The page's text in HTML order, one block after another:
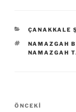
ÇANAKKALE
ETIKETLER
NAMAZGAH
NAMAZGAH
Yazı
Önceki
ÖNCEKI